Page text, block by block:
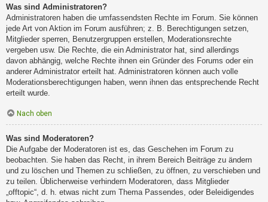
Was sind Administratoren?
Administratoren haben die umfassendsten Rechte im Forum. Sie können
jede Art von Aktion im Forum ausführen; z. B. Berechtigungen setzen,
Mitglieder sperren, Benutzergruppen erstellen, Moderationsrechte
vergeben usw. Die Rechte, die ein Administrator hat, sind allerdings
davon abhängig, welche Rechte ihnen ein Gründer des Forums oder ein
anderer Administrator erteilt hat. Administratoren können auch volle
Moderationsberechtigungen haben, wenn ihnen das entsprechende Recht
erteilt wurde.
Nach oben
Was sind Moderatoren?
Die Aufgabe der Moderatoren ist es, das Geschehen im Forum zu
beobachten. Sie haben das Recht, in ihrem Bereich Beiträge zu ändern
und zu löschen und Themen zu schließen, zu öffnen, zu verschieben und
zu teilen. Üblicherweise verhindern Moderatoren, dass Mitglieder
„offtopic“, d. h. etwas nicht zum Thema Passendes, oder Beleidigendes